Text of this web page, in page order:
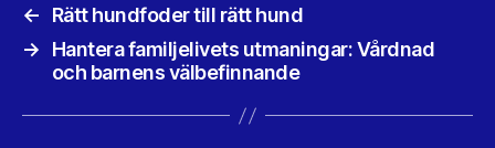
←
Rätt hundfoder till rätt hund
→
Hantera familjelivets utmaningar: Vårdnad
och barnens välbefinnande